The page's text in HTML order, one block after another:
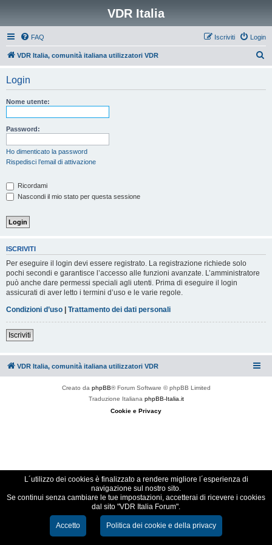
VDR Italia
FAQ Login
Iscriviti
VDR Italia, comunità italiana utilizzatori VDR
Login
Nome utente:
Password:
Ho dimenticato la password
Rispedisci l’email di attivazione
Ricordami
Nascondi il mio stato per questa sessione
ISCRIVITI
Per eseguire il login devi essere registrato. La registrazione richiede solo
pochi secondi e garantisce l’accesso alle funzioni avanzate. L’amministratore
può anche dare permessi speciali agli utenti. Prima di eseguire il login
assicurati di aver letto i termini d’uso e le varie regole.
Condizioni d’uso | Trattamento dei dati personali
Iscriviti
VDR Italia, comunità italiana utilizzatori VDR
Creato da phpBB® Forum Software © phpBB Limited
Traduzione Italiana phpBB-Italia.it
Cookie e Privacy
L´utilizzo dei cookies è finalizzato a rendere migliore l´esperienza di
navigazione sul nostro sito.
Se continui senza cambiare le tue impostazioni, accetterai di ricevere i cookies
dal sito "VDR Italia Forum".
Accetto Politica dei cookie e della privacy